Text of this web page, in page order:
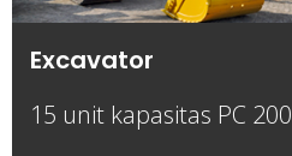
Excavator
15 unit kapasitas PC 200